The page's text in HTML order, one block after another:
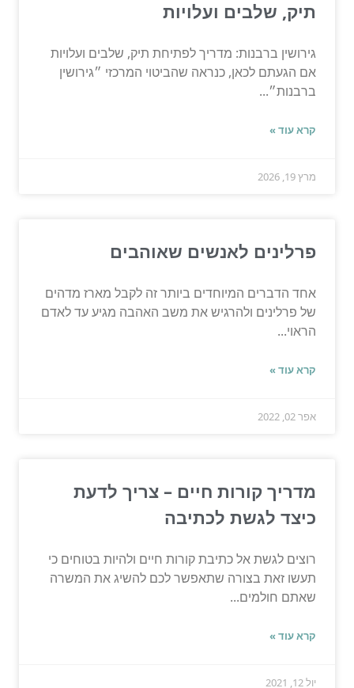
תיק, שלבים ועלויות
גירושין ברבנות: מדריך לפתיחת תיק, שלבים ועלויות
אם הגעתם לכאן, כנראה שהביטוי המרכזי ״גירושין
ברבנות״...
קרא עוד »
מרץ 19, 2026
פרלינים לאנשים שאוהבים
אחד הדברים המיוחדים ביותר זה לקבל מארז מדהים
של פרלינים ולהרגיש את משב האהבה מגיע עד לאדם
הראוי...
קרא עוד »
אפר 02, 2022
מדריך קורות חיים – צריך לדעת
כיצד לגשת לכתיבה
רוצים לגשת אל כתיבת קורות חיים ולהיות בטוחים כי
תעשו זאת בצורה שתאפשר לכם להשיג את המשרה
שאתם חולמים...
קרא עוד »
יול 12, 2021